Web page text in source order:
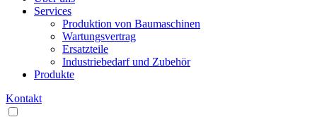
Services
Produktion von Baumaschinen
Wartungsvertrag
Ersatzteile
Industriebedarf und Zubehör
Produkte
Kontakt